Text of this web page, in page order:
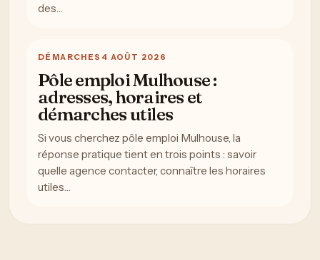
des…
DÉMARCHES 4 AOÛT 2026
Pôle emploi Mulhouse :
adresses, horaires et
démarches utiles
Si vous cherchez pôle emploi Mulhouse, la
réponse pratique tient en trois points : savoir
quelle agence contacter, connaître les horaires
utiles…